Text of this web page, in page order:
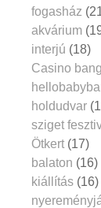
fogasház
akvárium
interjú (18)
Casino
holdudvar
sziget
Ötkert (17)
balaton (16)
kiállítás (16)